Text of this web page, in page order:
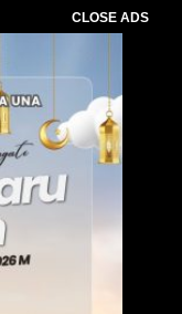
CLOSE ADS